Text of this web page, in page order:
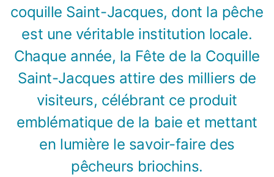
coquille Saint-Jacques, dont la pêche
est une véritable institution locale.
Chaque année, la Fête de la Coquille
Saint-Jacques attire des milliers de
visiteurs, célébrant ce produit
emblématique de la baie et mettant
en lumière le savoir-faire des
pêcheurs briochins.